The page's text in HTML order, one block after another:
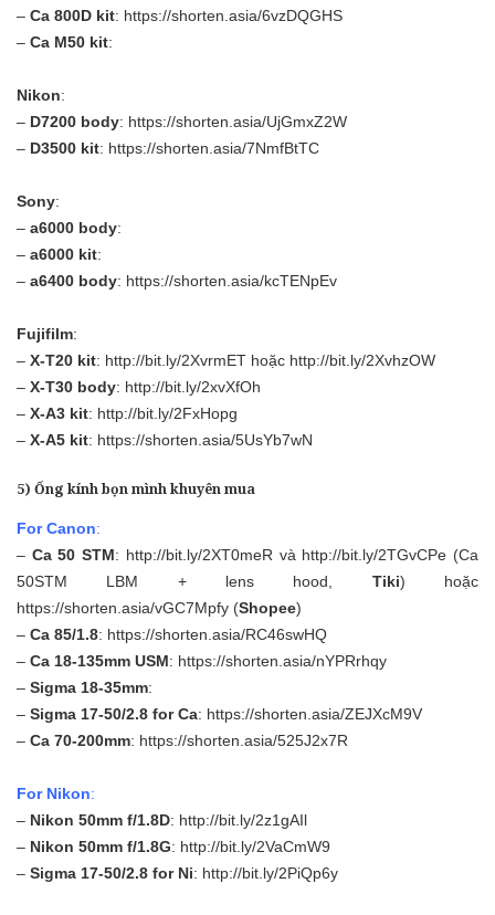
– Ca 800D kit: https://shorten.asia/6vzDQGHS
– Ca M50 kit:
Nikon:
– D7200 body: https://shorten.asia/UjGmxZ2W
– D3500 kit: https://shorten.asia/7NmfBtTC
Sony:
– a6000 body:
– a6000 kit:
– a6400 body: https://shorten.asia/kcTENpEv
Fujifilm:
– X-T20 kit: http://bit.ly/2XvrmET hoặc http://bit.ly/2XvhzOW
– X-T30 body: http://bit.ly/2xvXfOh
– X-A3 kit: http://bit.ly/2FxHopg
– X-A5 kit: https://shorten.asia/5UsYb7wN
5) Ống kính bọn mình khuyên mua
For Canon:
– Ca 50 STM: http://bit.ly/2XT0meRvà http://bit.ly/2TGvCPe (Ca
50STM LBM + lens hood, Tiki) hoặc
https://shorten.asia/vGC7Mpfy (Shopee)
– Ca 85/1.8: https://shorten.asia/RC46swHQ
– Ca 18-135mm USM: https://shorten.asia/nYPRrhqy
– Sigma 18-35mm:
– Sigma 17-50/2.8 for Ca: https://shorten.asia/ZEJXcM9V
– Ca 70-200mm: https://shorten.asia/525J2x7R
For Nikon:
– Nikon 50mm f/1.8D: http://bit.ly/2z1gAIl
– Nikon 50mm f/1.8G: http://bit.ly/2VaCmW9
– Sigma 17-50/2.8 for Ni: http://bit.ly/2PiQp6y